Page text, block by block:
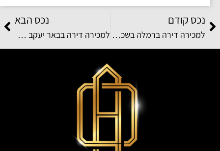
נכס קודם
למכירה דירה ברמלה בשכונת קריית האומנים ברחוב אריק לביא
נכס הבא
למכירה דירה בבאר יעקב בשכונת צמרות המושבה ברחוב אודם